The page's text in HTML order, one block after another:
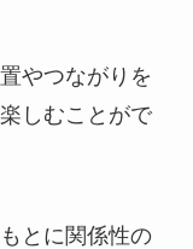
やつながりを
しむことがで
とに関係性の